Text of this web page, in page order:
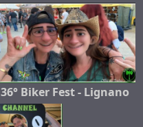
36° Biker Fest - Lignano